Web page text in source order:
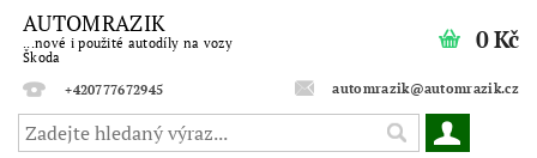
AUTOMRAZIK
...nové i použité autodíly na vozy
Škoda
+420777672945
automrazik@automrazik.cz
0 Kč